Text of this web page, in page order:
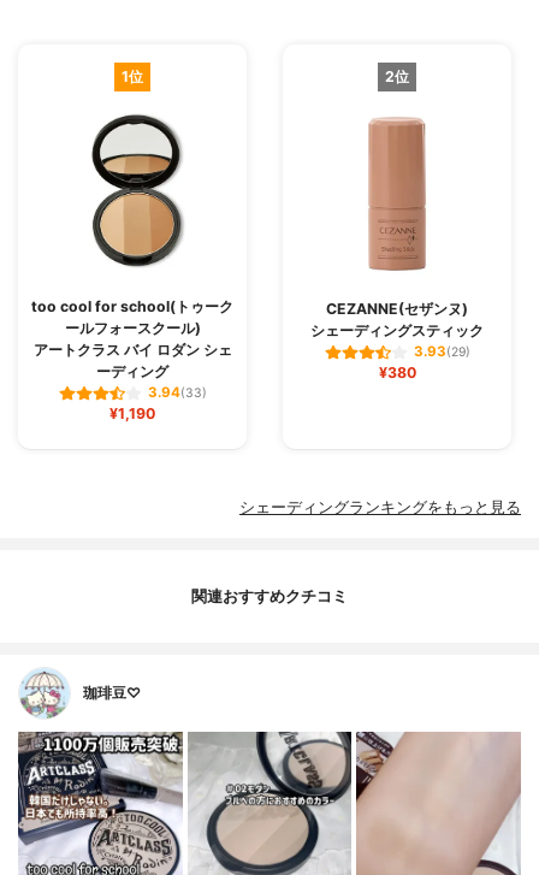
1位
too cool for school(トゥーク
ールフォースクール)
アートクラス バイ ロダン シェ
ーディング
3.94(33)
¥1,190
2位
CEZANNE(セザンヌ)
シェーディングスティック
3.93(29)
¥380
シェーディングランキングをもっと見る
関連おすすめクチコミ
珈琲豆♡